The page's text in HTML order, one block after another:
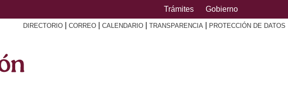
Trámites Gobierno
DIRECTORIO CORREO CALENDARIO TRANSPARENCIA PROTECCIÓN DE DATOS